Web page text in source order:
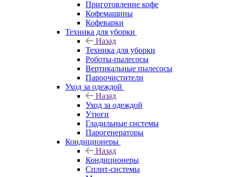
Приготовление кофе
Кофемашины
Кофеварки
Техника для уборки
Назад
Техника для уборки
Роботы-пылесосы
Вертикальные пылесосы
Пароочистители
Уход за одеждой
Назад
Уход за одеждой
Утюги
Гладильные системы
Парогенераторы
Кондиционеры
Назад
Кондиционеры
Сплит-системы